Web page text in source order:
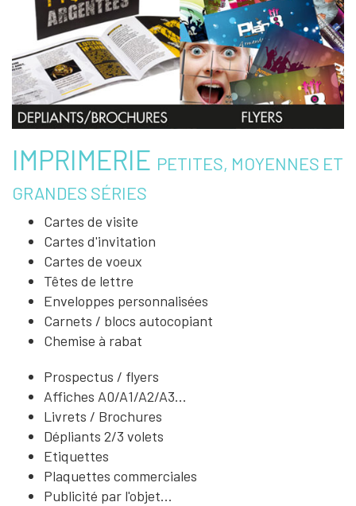
IMPRIMERIE PETITES, MOYENNES ET
GRANDES SÉRIES
Cartes de visite
Cartes d'invitation
Cartes de voeux
Têtes de lettre
Enveloppes personnalisées
Carnets / blocs autocopiant
Chemise à rabat
Prospectus / flyers
Affiches A0/A1/A2/A3...
Livrets / Brochures
Dépliants 2/3 volets
Etiquettes
Plaquettes commerciales
Publicité par l'objet...